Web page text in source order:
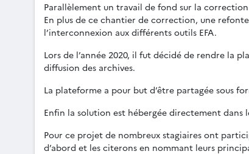
Parallèlement un travail de fond sur la
En plus de ce chantier de correction, une
l’interconnexion aux différents outils EFA.
Lors de l’année 2020, il fut décidé de rendre la
diffusion des archives.
La plateforme a pour but d’être partagée sous
Enfin la solution est hébergée directement dans
Pour ce projet de nombreux stagiaires ont
d’abord et les citerons en nommant leurs